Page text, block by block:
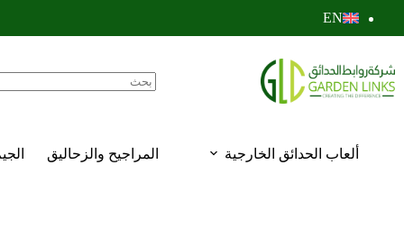
EN
ألعاب الحدائق الخارجية المراجيح والزحاليق